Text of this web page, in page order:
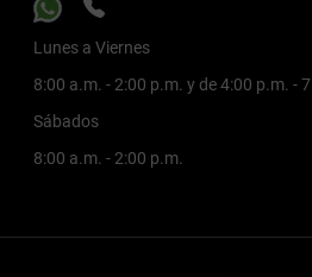
Lunes a Viernes
8:00 a.m. - 2:00 p.m. y de 4:00 p.m. -
Sábados
8:00 a.m. - 2:00 p.m.